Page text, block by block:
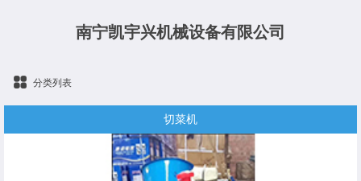
南宁凯宇兴机械设备有限公司
分类列表
切菜机